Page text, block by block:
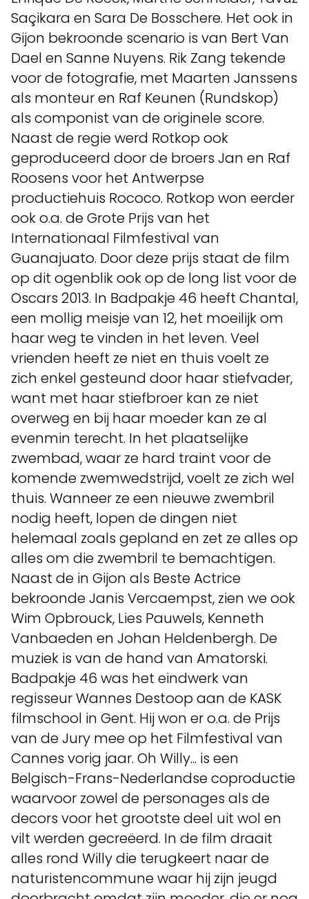
Saçikara en Sara De Bosschere. Het ook in
Gijon bekroonde scenario is van Bert Van
Dael en Sanne Nuyens. Rik Zang tekende
voor de fotografie, met Maarten Janssens
als monteur en Raf Keunen (Rundskop)
als componist van de originele score.
Naast de regie werd Rotkop ook
geproduceerd door de broers Jan en Raf
Roosens voor het Antwerpse
productiehuis Rococo. Rotkop won eerder
ook o.a. de Grote Prijs van het
Internationaal Filmfestival van
Guanajuato. Door deze prijs staat de film
op dit ogenblik ook op de long list voor de
Oscars 2013. In Badpakje 46 heeft Chantal,
een mollig meisje van 12, het moeilijk om
haar weg te vinden in het leven. Veel
vrienden heeft ze niet en thuis voelt ze
zich enkel gesteund door haar stiefvader,
want met haar stiefbroer kan ze niet
overweg en bij haar moeder kan ze al
evenmin terecht. In het plaatselijke
zwembad, waar ze hard traint voor de
komende zwemwedstrijd, voelt ze zich wel
thuis. Wanneer ze een nieuwe zwembril
nodig heeft, lopen de dingen niet
helemaal zoals gepland en zet ze alles op
alles om die zwembril te bemachtigen.
Naast de in Gijon als Beste Actrice
bekroonde Janis Vercaempst, zien we ook
Wim Opbrouck, Lies Pauwels, Kenneth
Vanbaeden en Johan Heldenbergh. De
muziek is van de hand van Amatorski.
Badpakje 46 was het eindwerk van
regisseur Wannes Destoop aan de KASK
filmschool in Gent. Hij won er o.a. de Prijs
van de Jury mee op het Filmfestival van
Cannes vorig jaar. Oh Willy... is een
Belgisch-Frans-Nederlandse coproductie
waarvoor zowel de personages als de
decors voor het grootste deel uit wol en
vilt werden gecreëerd. In de film draait
alles rond Willy die terugkeert naar de
naturistencommune waar hij zijn jeugd